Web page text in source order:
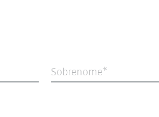
Sobrenome